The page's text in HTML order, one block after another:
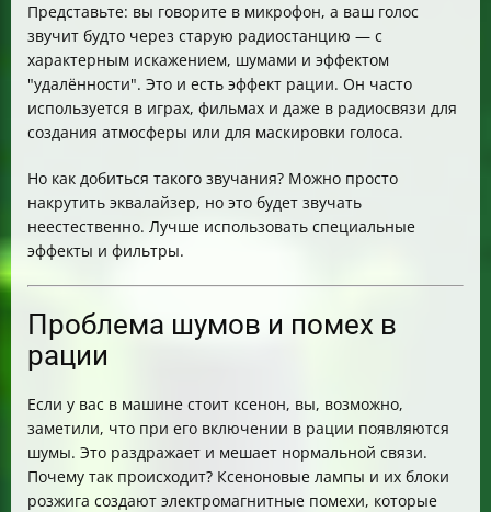
Представьте: вы говорите в микрофон, а ваш голос
звучит будто через старую радиостанцию — с
характерным искажением, шумами и эффектом
"удалённости". Это и есть эффект рации. Он часто
используется в играх, фильмах и даже в радиосвязи для
создания атмосферы или для маскировки голоса.
Но как добиться такого звучания? Можно просто
накрутить эквалайзер, но это будет звучать
неестественно. Лучше использовать специальные
эффекты и фильтры.
Проблема шумов и помех в
рации
Если у вас в машине стоит ксенон, вы, возможно,
заметили, что при его включении в рации появляются
шумы. Это раздражает и мешает нормальной связи.
Почему так происходит? Ксеноновые лампы и их блоки
розжига создают электромагнитные помехи, которые